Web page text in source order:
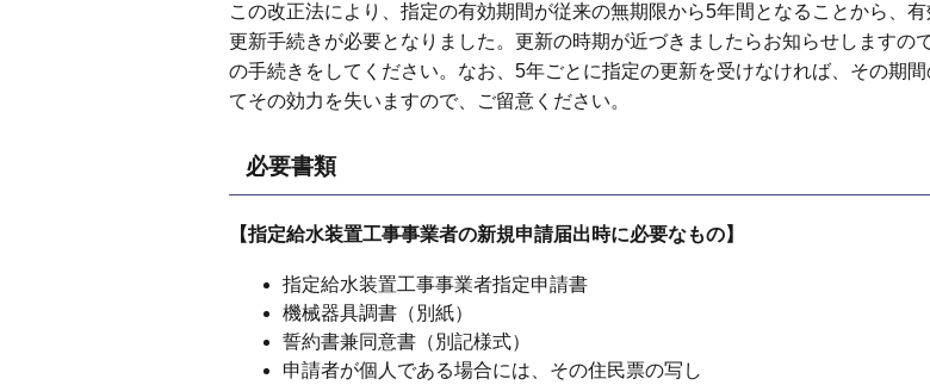
この改正法により、指定の有効期間が従来の無期限から5年間となることから、
更新手続きが必要となりました。更新の時期が近づきましたらお知らせしますの
の手続きをしてください。なお、5年ごとに指定の更新を受けなければ、その期
てその効力を失いますので、ご留意ください。
必要書類
【指定給水装置工事事業者の新規申請届出時に必要なもの】
指定給水装置工事事業者指定申請書
機械器具調書（別紙）
誓約書兼同意書（別記様式）
申請者が個人である場合には、その住民票の写し